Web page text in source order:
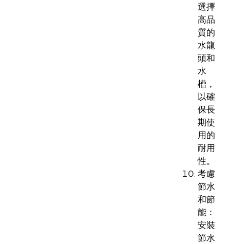
選擇
高品
質的
水龍
頭和
水
槽，
以確
保長
期使
用的
耐用
性。
考慮
節水
和節
能：
安裝
節水